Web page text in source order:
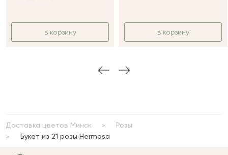
в корзину в корзину
Доставка цветов Минск
Розы
Букет из 21 розы Hermosa